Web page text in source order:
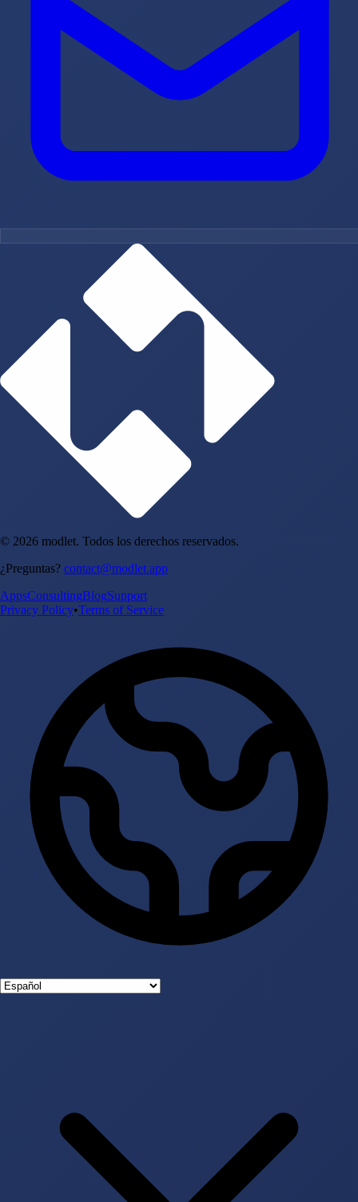
© 2026 modlet. Todos los derechos reservados.
¿Preguntas? contact@modlet.app
AppsConsultingBlogSupport
Privacy Policy•Terms of Service